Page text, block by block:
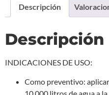
Descripción
Descripción
INDICACIONES DE USO:
Como preventivo:
10,000 litros de agua a la